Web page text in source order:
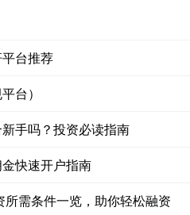
台推荐
台）
手吗？投资必读指南
快速开户指南
需条件一览，助你轻松融资